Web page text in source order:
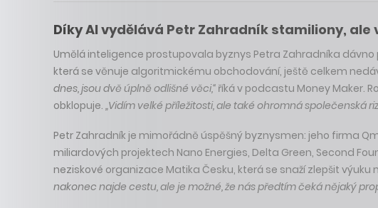
Díky AI vydělává Petr Zahradník stamiliony,
Umělá inteligence prostupovala byznys Petra Zahradníka dávno
která se věnuje algoritmickému obchodování, ještě celkem
dnes, jsou dvě úplně odlišné věci,“říká v podcastu Money Maker.
obklopuje. „Vidím velké příležitosti, ale také ohromná společenská
Petr Zahradník je mimořádně úspěšný byznysmen: jeho firma
miliardových projektech Nano Energies, Delta Green, Second
neziskové organizace Matika Česku, která se snaží zlepšit
nakonec najde cestu, ale je možné, že nás předtím čeká nějaký